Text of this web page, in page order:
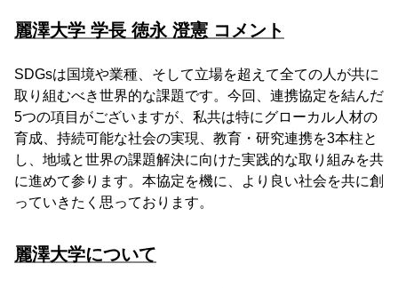
麗澤大学 学長 徳永 澄憲 コメント
SDGsは国境や業種、そして立場を超えて全ての人が共に
取り組むべき世界的な課題です。今回、連携協定を結んだ
5つの項目がございますが、私共は特にグローカル人材の
育成、持続可能な社会の実現、教育・研究連携を3本柱と
し、地域と世界の課題解決に向けた実践的な取り組みを共
に進めて参ります。本協定を機に、より良い社会を共に創
っていきたく思っております。
麗澤大学について